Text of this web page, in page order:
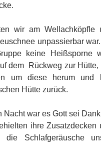
wir am Wellachköpfle
unpassierbar
keine Heißsporne
dem Rückweg zur
um diese herum und
Hütte zurück.
Nacht war es Gott sei
ihre Zusatzdecken
Schlafgeräusche